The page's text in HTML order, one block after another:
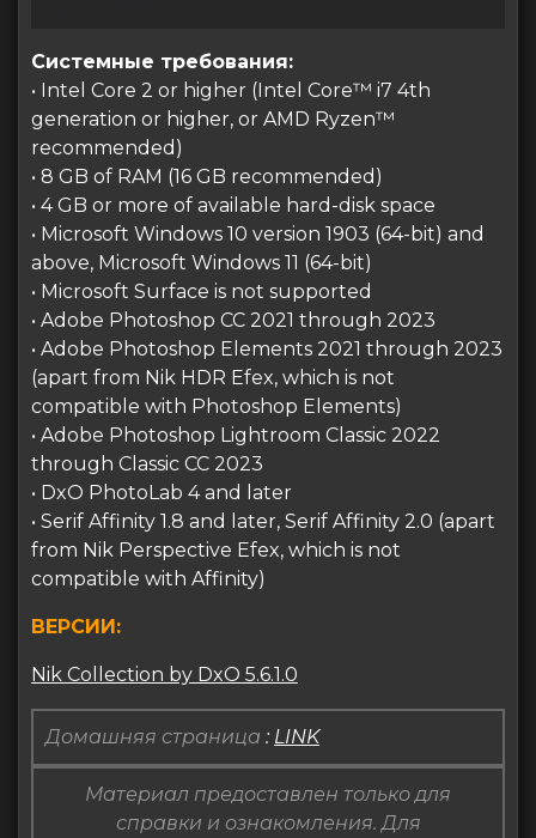
Системные требования:
• Intel Core 2 or higher (Intel Core™ i7 4th
generation or higher, or AMD Ryzen™
recommended)
• 8 GB of RAM (16 GB recommended)
• 4 GB or more of available hard-disk space
• Microsoft Windows 10 version 1903 (64-bit) and
above, Microsoft Windows 11 (64-bit)
• Microsoft Surface is not supported
• Adobe Photoshop CC 2021 through 2023
• Adobe Photoshop Elements 2021 through 2023
(apart from Nik HDR Efex, which is not
compatible with Photoshop Elements)
• Adobe Photoshop Lightroom Classic 2022
through Classic CC 2023
• DxO PhotoLab 4 and later
• Serif Affinity 1.8 and later, Serif Affinity 2.0 (apart
from Nik Perspective Efex, which is not
compatible with Affinity)
ВЕРСИИ:
Nik Collection by DxO 5.6.1.0
Домашняя страница : LINK
Материал предоставлен только для
справки и ознакомления. Для